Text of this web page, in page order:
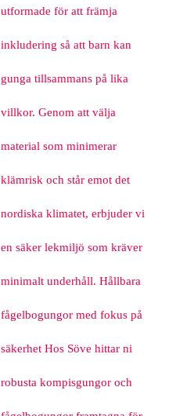
utformade för att främja
inkludering så att barn kan
gunga tillsammans på lika
villkor. Genom att välja
material som minimerar
klämrisk och står emot det
nordiska klimatet, erbjuder vi
en säker lekmiljö som kräver
minimalt underhåll. Hållbara
fågelbogungor med fokus på
säkerhet Hos Söve hittar ni
robusta kompisgungor och